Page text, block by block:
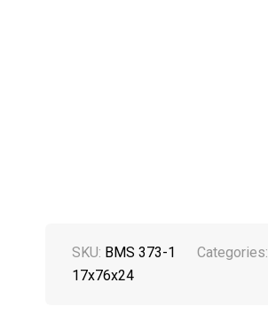
SKU: BMS 373-1 Categories:
17x76x24